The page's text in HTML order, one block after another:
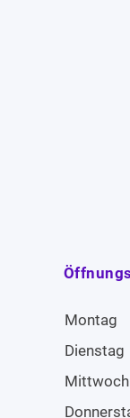
Montag
Dienstag
Mittwoch